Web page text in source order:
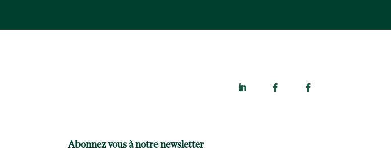
Abonnez vous à notre newsletter